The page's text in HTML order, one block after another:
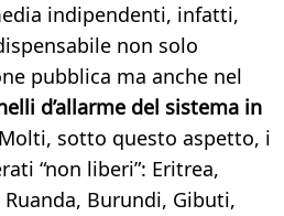
indipendenti, infatti,
non solo
pubblica ma anche nel
d’allarme del sistema in
sotto questo aspetto, i
“non liberi”: Eritrea,
Ruanda, Burundi, Gibuti,